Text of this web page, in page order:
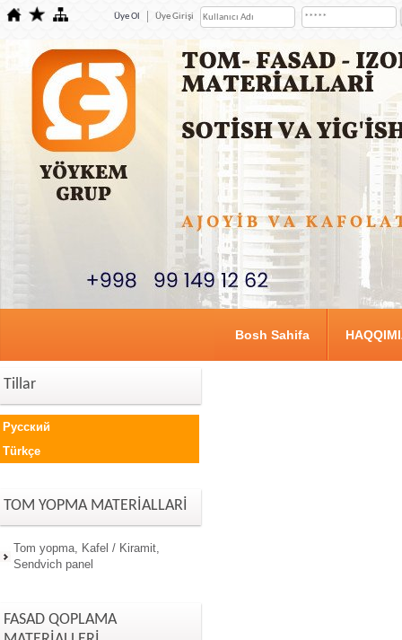
Üye Ol Üye Girişi
Bosh Sahifa
Tillar
Русский
Türkçe
TOM YOPMA MATERİALLARİ
Tom yopma, Kafel / Kiramit,
Sendvich panel
FASAD QOPLAMA